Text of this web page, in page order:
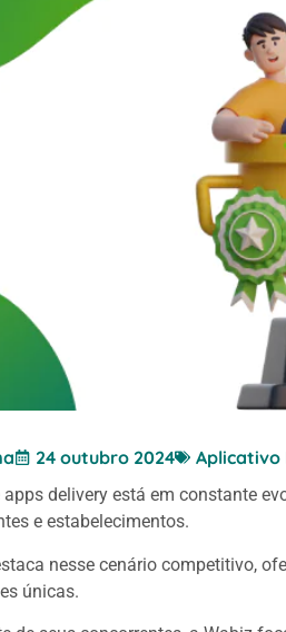
24 outubro 2024 Aplicativo
apps delivery está em constante
e estabelecimentos.
nesse cenário competitivo,
únicas.